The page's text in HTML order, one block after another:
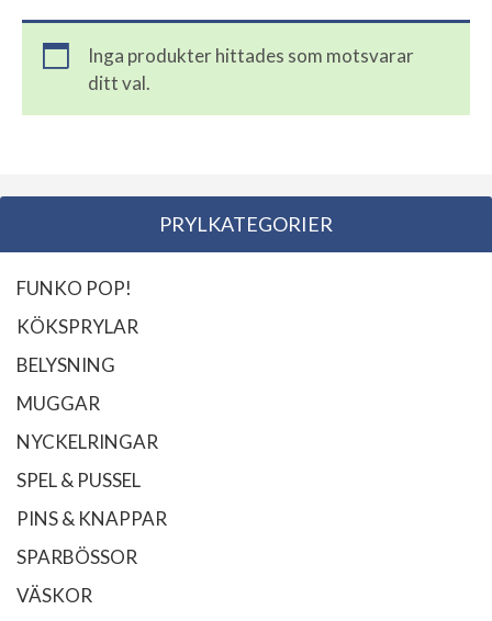
Inga produkter hittades som motsvarar
ditt val.
PRYLKATEGORIER
FUNKO POP!
KÖKSPRYLAR
BELYSNING
MUGGAR
NYCKELRINGAR
SPEL & PUSSEL
PINS & KNAPPAR
SPARBÖSSOR
VÄSKOR